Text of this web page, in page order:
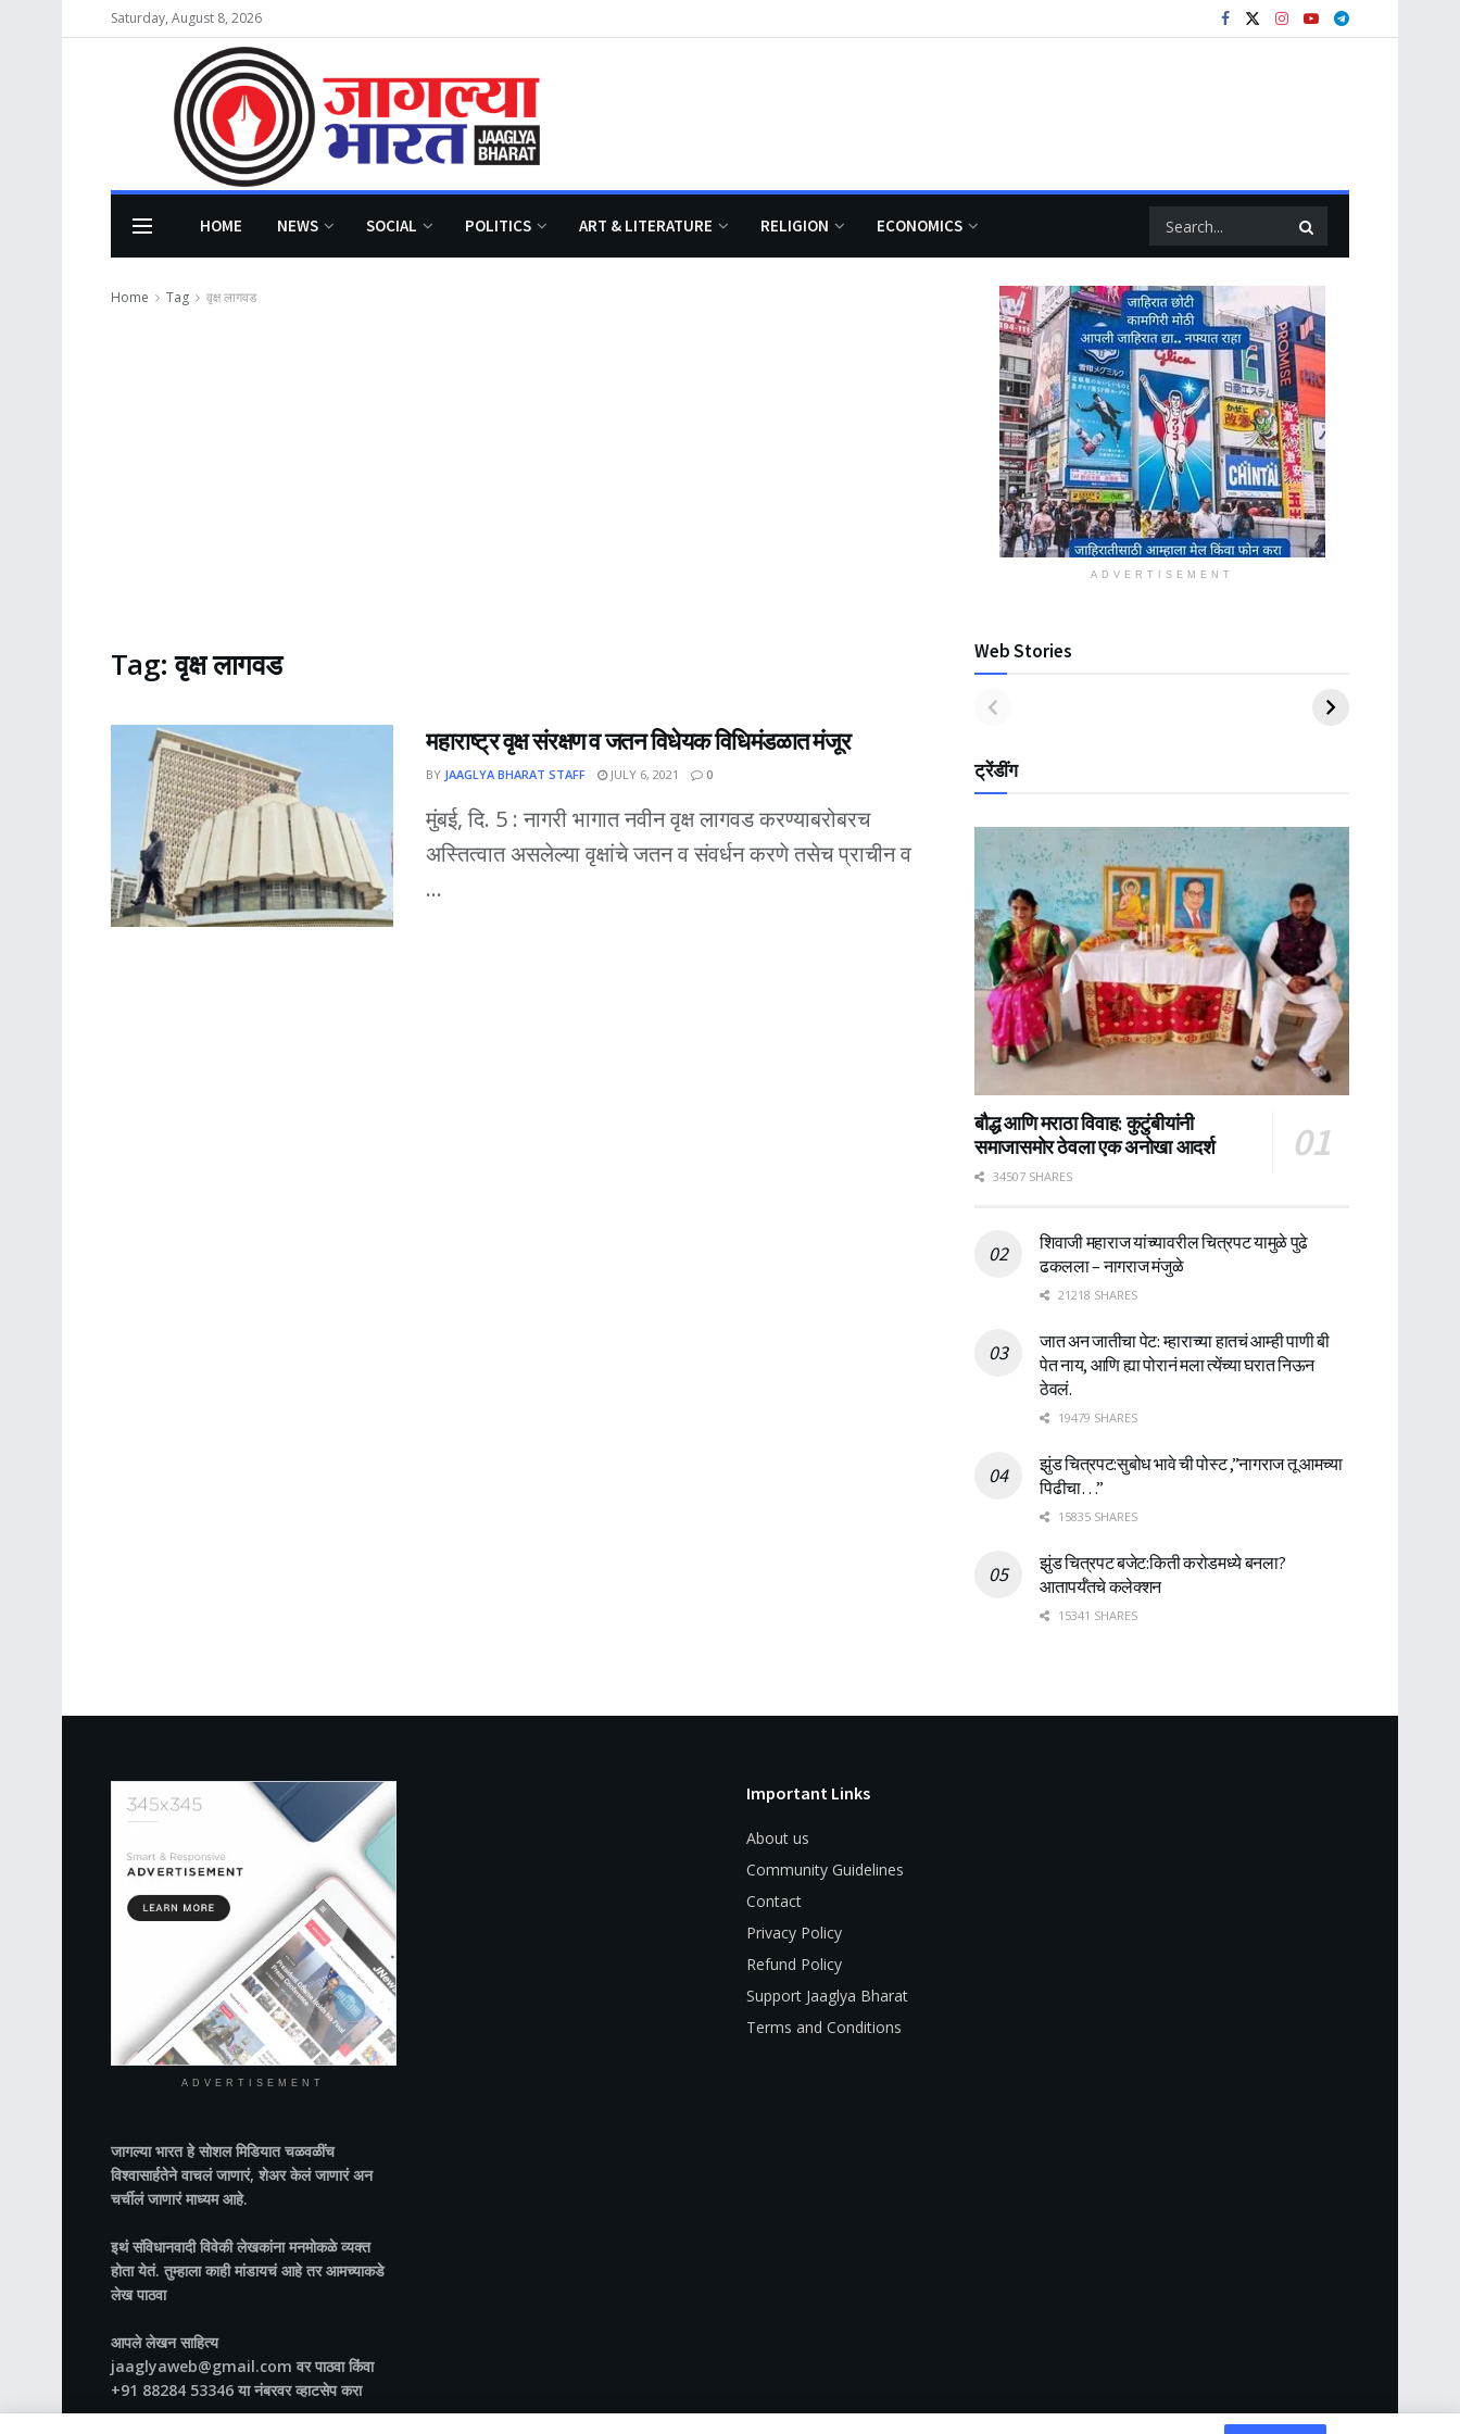
Saturday, August 8, 2026
HOME NEWS SOCIAL POLITICS ART & LITERATURE RELIGION ECONOMICS
Home Tag वृक्ष लागवड
Tag:वृक्ष लागवड
महाराष्ट्र वृक्ष संरक्षण व जतन विधेयक विधिमंडळात मंजूर
BY JAAGLYA BHARAT STAFF JULY 6, 2021 0
मुंबई, दि. 5 : नागरी भागात नवीन वृक्ष लागवड करण्याबरोबरच
अस्तित्वात असलेल्या वृक्षांचे जतन व संवर्धन करणे तसेच प्राचीन व
...
ADVERTISEMENT
Web Stories
ट्रेंडींग
बौद्ध आणि मराठा विवाह: कुटुंबीयांनी
समाजासमोर ठेवला एक अनोखा आदर्श
34507 SHARES
शिवाजी महाराज यांच्यावरील चित्रपट यामुळे पुढे
ढकलला – नागराज मंजुळे
21218 SHARES
जात अन जातीचा पेट: म्हाराच्या हातचं आम्ही पाणी बी
पेत नाय, आणि ह्या पोरानं मला त्येंच्या घरात निऊन
ठेवलं.
19479 SHARES
झुंड चित्रपट:सुबोध भावे ची पोस्ट ,”नागराज तू आमच्या
पिढीचा…”
15835 SHARES
झुंड चित्रपट बजेट:किती करोडमध्ये बनला?
आतापर्यँतचे कलेक्शन
15341 SHARES
ADVERTISEMENT
जागल्या भारतहे सोशल मिडियात चळवळींच
विश्वासार्हतेने वाचलं जाणारं, शेअर केलं जाणारं अन
चर्चीलं जाणारं माध्यम आहे.
इथं संविधानवादी विवेकी लेखकांना मनमोकळे व्यक्त
होता येतं. तुम्हाला काही मांडायचं आहे तर आमच्याकडे
लेख पाठवा
आपले लेखन साहित्य
jaaglyaweb@gmail.com वर पाठवा किंवा
+91 88284 53346 या नंबरवर व्हाटसेप करा
Important Links
About us
Community Guidelines
Contact
Privacy Policy
Refund Policy
Support Jaaglya Bharat
Terms and Conditions